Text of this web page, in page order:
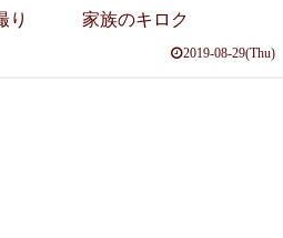
り 家族のキロク
2019-08-29(Thu)